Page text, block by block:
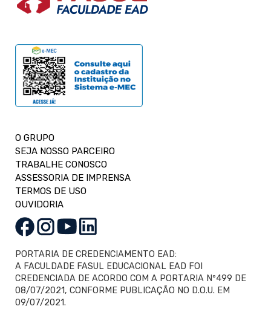
O GRUPO
SEJA NOSSO PARCEIRO
TRABALHE CONOSCO
ASSESSORIA DE IMPRENSA
TERMOS DE USO
OUVIDORIA
PORTARIA DE CREDENCIAMENTO EAD:
A FACULDADE FASUL EDUCACIONAL EAD FOI
CREDENCIADA DE ACORDO COM A PORTARIA Nº499 DE
08/07/2021, CONFORME PUBLICAÇÃO NO D.O.U. EM
09/07/2021.